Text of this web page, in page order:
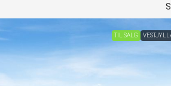
TIL SALG